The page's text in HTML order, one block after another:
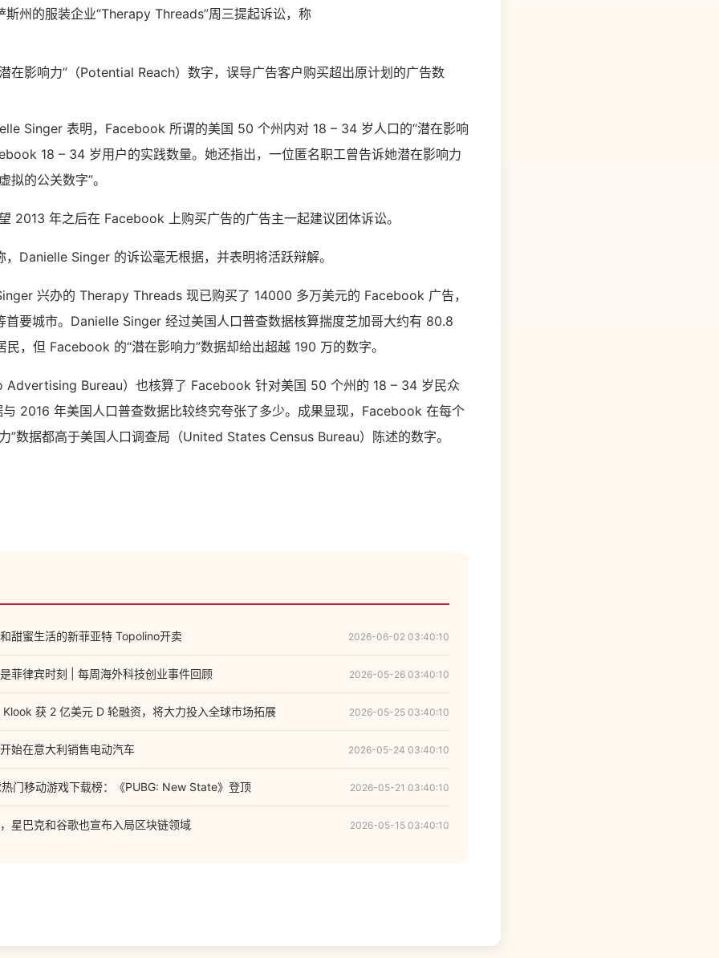
斯州的服装企业“Therapy Threads”周三提起诉讼，称
在影响力”（Potential Reach）数字，误导广告客户购买超出原计划的广告数
Singer 表明，Facebook 所谓的美国 50 个州内对 18 – 34 岁人口的“潜在影响
18 – 34 岁用户的实践数量。她还指出，一位匿名职工曾告诉她潜在影响力
拟的公关数字”。
2013 年之后在 Facebook 上购买广告的广告主一起建议团体诉讼。
Danielle Singer 的诉讼毫无根据，并表明将活跃辩解。
兴办的 Therapy Threads 现已购买了 14000 多万美元的 Facebook 广告，
首要城市。Danielle Singer 经过美国人口普查数据核算揣度芝加哥大约有 80.8
，但 Facebook 的“潜在影响力”数据却给出超越 190 万的数字。
Advertising Bureau）也核算了 Facebook 针对美国 50 个州的 18 – 34 岁民众
与 2016 年美国人口普查数据比较终究夸张了多少。成果显现，Facebook 在每个
”数据都高于美国人口调查局（United States Census Bureau）陈述的数字。
甜蜜生活的新菲亚特 Topolino开卖 2026-06-02 03:40:10
菲律宾时刻 | 每周海外科技创业事件回顾 2026-05-26 03:40:10
获 2 亿美元 D 轮融资，将大力投入全球市场拓展 2026-05-25 03:40:10
始在意大利销售电动汽车 2026-05-24 03:40:10
门移动游戏下载榜：《PUBG: New State》登顶 2026-05-21 03:40:10
星巴克和谷歌也宣布入局区块链领域 2026-05-15 03:40:10